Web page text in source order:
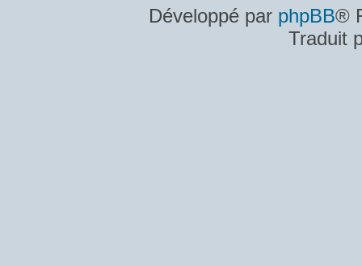
Messages
non
lu
Développé par phpBB®
Traduit